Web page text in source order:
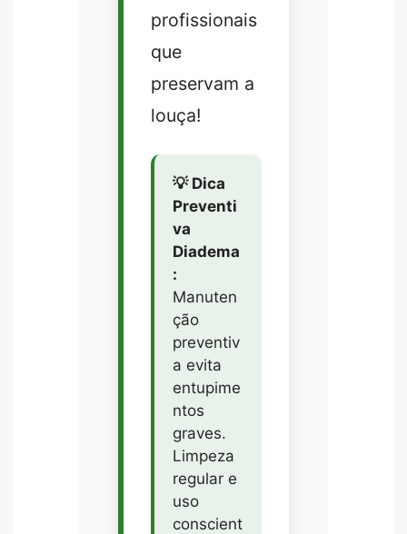
profissionais
que
preservam a
louça!
💡 Dica
Preventi
va
Diadema
:
Manuten
ção
preventiv
a evita
entupime
ntos
graves.
Limpeza
regular e
uso
conscient